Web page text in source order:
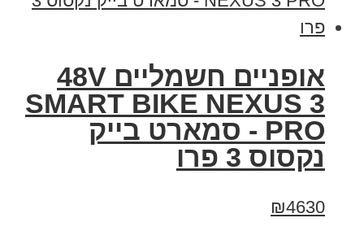
אופניים חשמליים 48V
SMART BIKE NEXUS 3
PRO - סמארט בייק
נקסוס 3 פרו
₪4630